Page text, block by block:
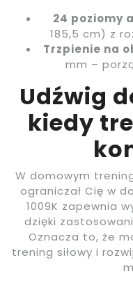
24 poziomy
185,5 cm) z
Trzpienie na
mm –
Udźwig
kiedy
W domowym
ograniczał Cię w
1009K zapewnia
dzięki
Oznacza to, że
trening siłowy i